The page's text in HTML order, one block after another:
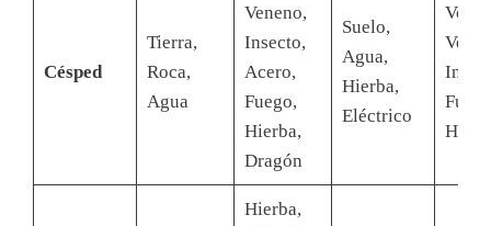
Césped
Tierra,
Roca,
Agua
Veneno,
Insecto,
Acero,
Fuego,
Hierba,
Dragón
Suelo,
Agua,
Hierba,
Eléctrico
Hielo
Hierba,